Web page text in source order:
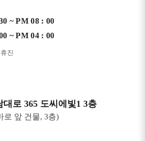
~ PM 08 : 00
~ PM 04 : 00
진
대로 365 도씨에빛1 3층
로 앞 건물, 3층)